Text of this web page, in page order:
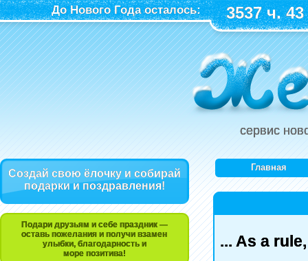
До Нового Года осталось: 3537 ч.
сервис
Создай свою ёлочку и собирай
подарки и поздравления!
Подари друзьям и себе праздник —
оставь пожелания и получи взамен
улыбки, благодарность и
море позитива!
Главная
... As a